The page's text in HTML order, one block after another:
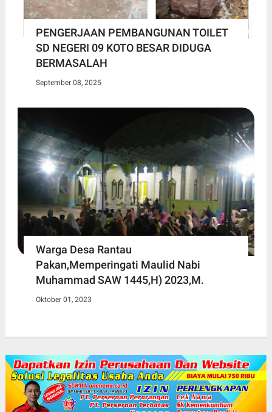
PENGERJAAN PEMBANGUNAN TOILET
SD NEGERI 09 KOTO BESAR DIDUGA
BERMASALAH
September 08, 2025
Warga Desa Rantau
Pakan,Memperingati Maulid Nabi
Muhammad SAW 1445,H) 2023,M.
Oktober 01, 2023